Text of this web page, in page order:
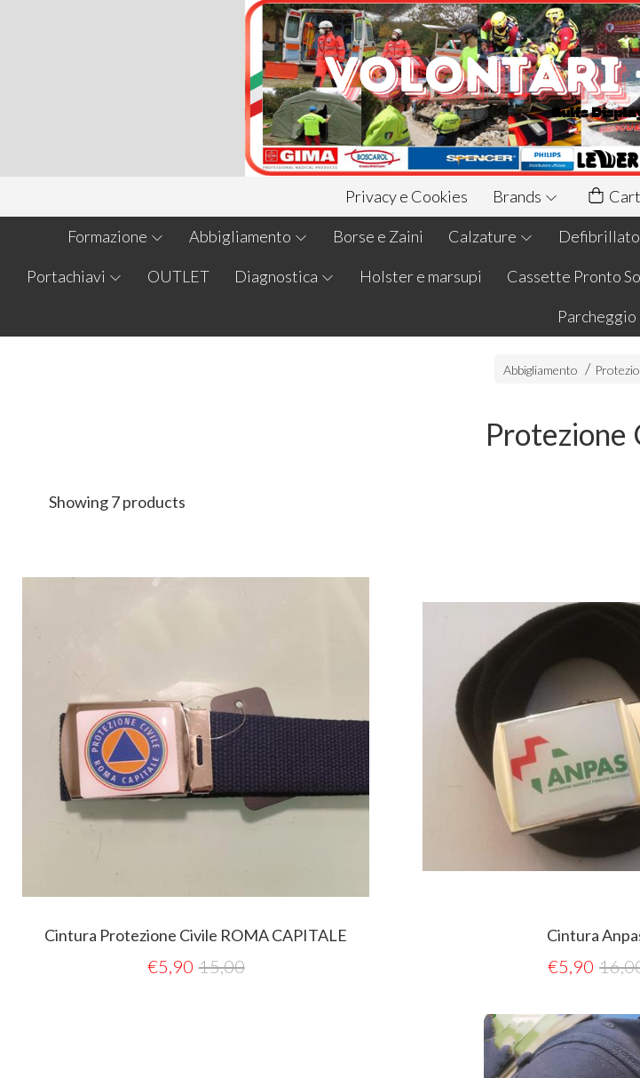
Privacy e Cookies Brands Cart
Formazione Abbigliamento Borse e Zaini Calzature
Portachiavi OUTLET Diagnostica Holster e marsupi Cassette Pronto
Parcheggio
Abbigliamento
Protezione
Showing 7 products
Cintura Protezione Civile ROMA CAPITALE
€5,90 15,00
Cintura
€5,90